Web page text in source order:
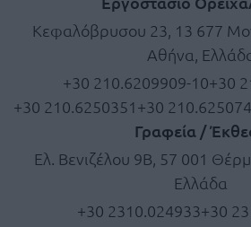
Κεφαλόβρυσου 23, 13 677
Αθήνα,
+30 210.6209909-10+30
+30 210.6250351 +30
Γραφεία /
Ελ. Βενιζέλου 9Β, 57 001
Ελλάδα
+30 2310.024933+30